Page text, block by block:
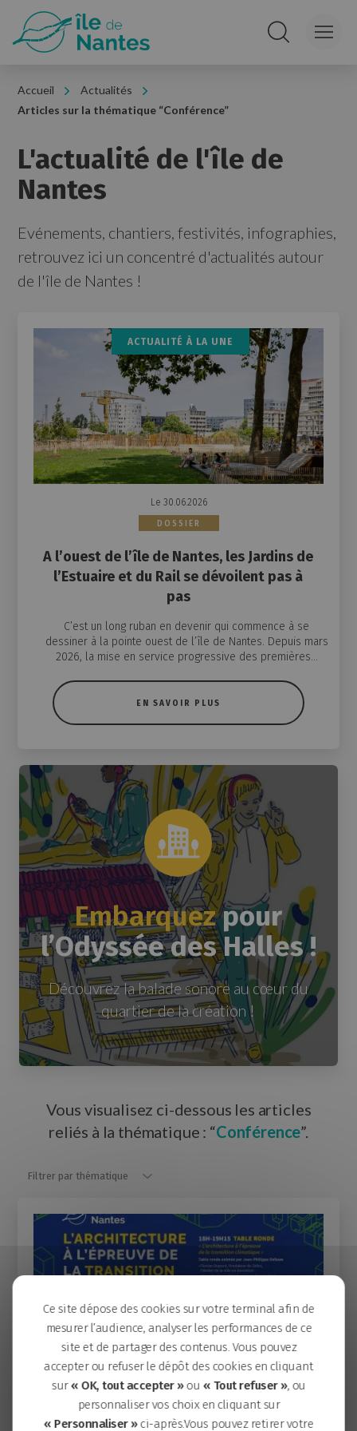
Accueil
Actualités
Articles sur la thématique “Conférence”
L'actualité de l'île de
Nantes
Evénements, chantiers, festivités, infographies,
retrouvez ici un concentré d'actualités autour
de l'île de Nantes !
ACTUALITÉ À LA UNE
Le 30.06.2026
DOSSIER
A l’ouest de l’île de Nantes, les Jardins de
l’Estuaire et du Rail se dévoilent pas à
pas
C’est un long ruban en devenir qui commence à se
dessiner à la pointe ouest de l’île de Nantes. Depuis mars
2026, la mise en service progressive des premières...
EN SAVOIR PLUS
Embarquezpour
l’Odyssée des Halles !
Découvrez la balade sonore au cœur du
quartier de la création !
Vous visualisez ci-dessous les articles
reliés à la thématique : “Conférence”.
Filtrer par thématique
Filtrer par thématique
Le 25.05.2023
CONFÉRENCE
Panneau de gestion des cookies
Ce site dépose des cookies sur votre terminal afin de
mesurer l’audience, analyser les performances de ce
site et de partager des contenus. Vous pouvez
accepter ou refuser le dépôt des cookies en cliquant
sur« OK, tout accepter »ou « Tout refuser », ou
personnaliser vos choix en cliquant sur
« Personnaliser »ci-après.Vous pouvez retirer votre